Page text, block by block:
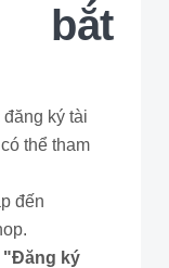
bắt
ký tài
thể tham
đến
"Đăng ký